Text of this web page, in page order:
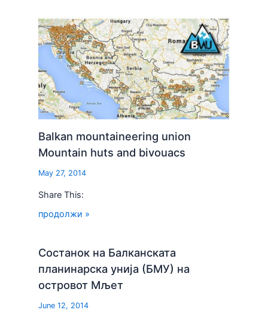
Balkan mountaineering union
Mountain huts and bivouacs
May 27, 2014
Share This:
продолжи »
Состанок на Балканската
планинарска унија (БМУ) на
островот Мљет
June 12, 2014